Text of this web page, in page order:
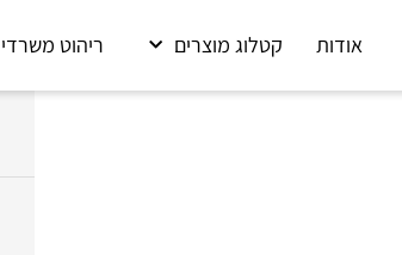
אודות קטלוג מוצרים ריהוט משרדי